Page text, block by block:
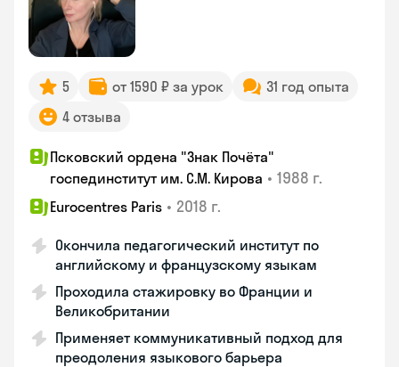
5 от 1590 ₽ за урок
31 год опыта
4 отзыва
Псковский ордена "Знак Почёта"
госпединститут им. С.М. Кирова • 1988 г.
Eurocentres Paris • 2018 г.
Окончила педагогический институт по
английскому и французскому языкам
Проходила стажировку во Франции и
Великобритании
Применяет коммуникативный подход для
преодоления языкового барьера